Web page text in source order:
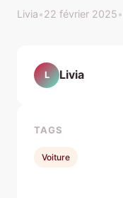
Livia•22 février 2025•
L Livia
TAGS
Voiture